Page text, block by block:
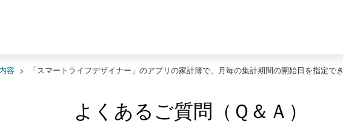
容 >
「スマートライフデザイナー」のアプリの家計簿で、月毎の集計期間の開始日を指定でき
よくあるご質問（Ｑ＆Ａ）